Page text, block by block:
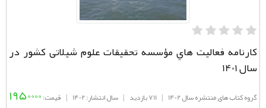
كارنامه فعاليت هاي مؤسسه تحقيقات علوم شيلاتی کشور در
سال 1401
گروه کتاب های منتشره سال 1402 | 711 بازدید | سال انتشار: 1402 | قیمت:1950000